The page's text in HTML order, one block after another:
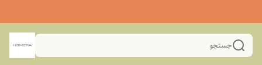
جستجو